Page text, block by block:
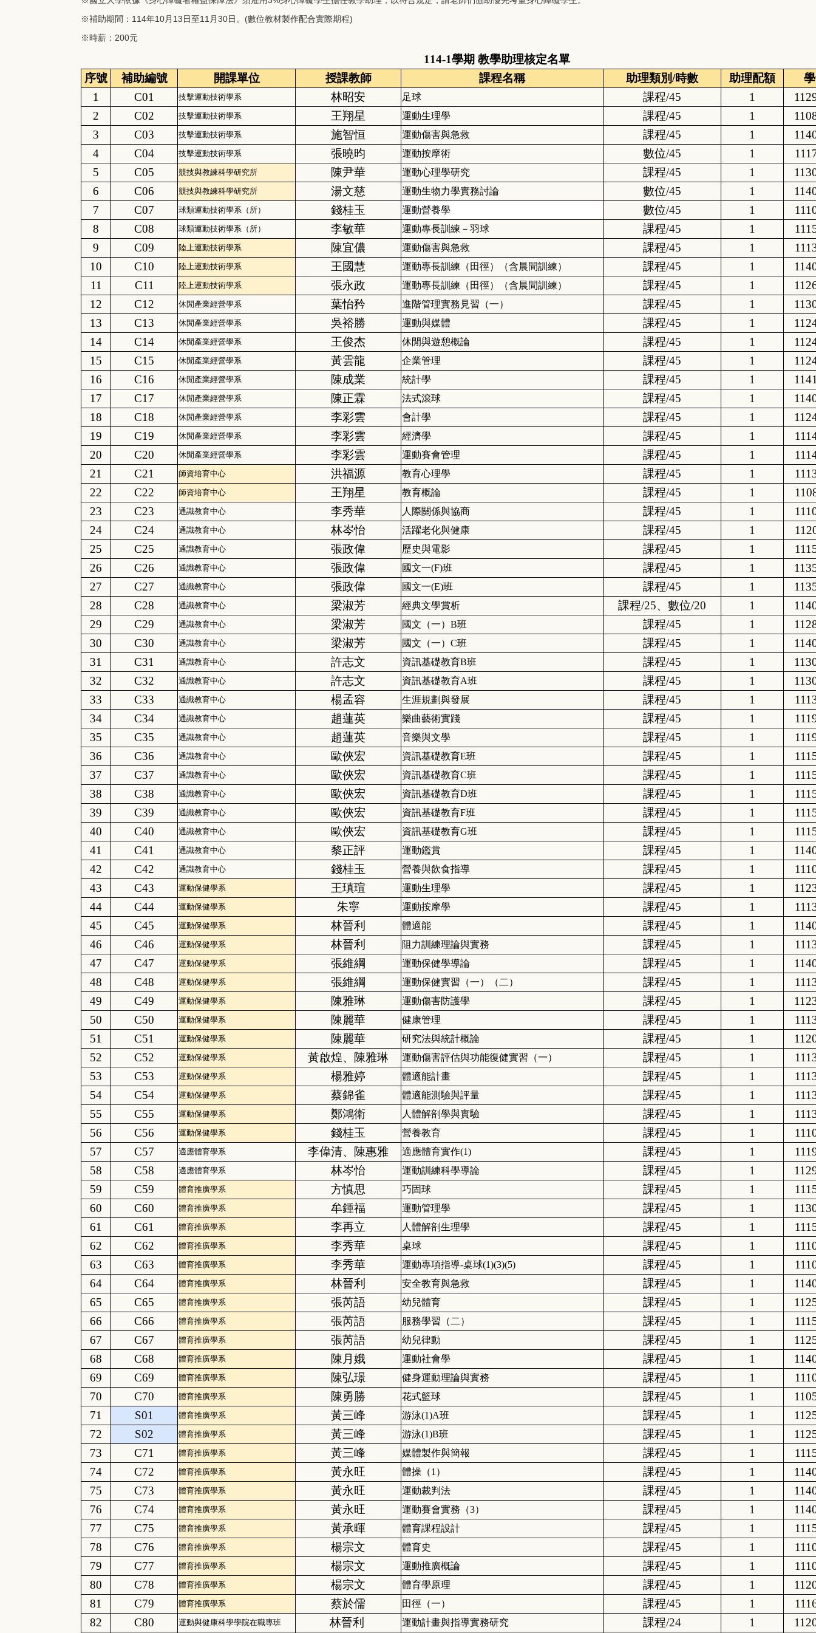
※補助期間：114年10月13日至11月30日。(數位教材製作配合實際期程)
※時薪：200元
114-1學期 教學助理核定名單
序號
補助編號 開課單位 授課教師 課程名稱 助理類別/時數 助理配額
1
C01 技擊運動技術學系 林昭安 足球 課程/45 1
2
C02 技擊運動技術學系 王翔星 運動生理學 課程/45 1
3
C03 技擊運動技術學系 施智恒 運動傷害與急救 課程/45 1
4
C04 技擊運動技術學系 張曉昀 運動按摩術 數位/45 1
5
C05 競技與教練科學研究所 陳尹華 運動心理學研究 課程/45 1
6
C06 競技與教練科學研究所 湯文慈 運動生物力學實務討論 數位/45 1
7
C07 球類運動技術學系（所） 錢桂玉 運動營養學 數位/45 1
8
C08 球類運動技術學系（所） 李敏華 運動專長訓練－羽球 課程/45 1
9
C09 陸上運動技術學系 陳宜儂 運動傷害與急救 課程/45 1
10
C10 陸上運動技術學系 王國慧 運動專長訓練（田徑）（含晨間訓練） 課程/45 1
11
C11 陸上運動技術學系 張永政 運動專長訓練（田徑）（含晨間訓練） 課程/45 1
12
C12 休閒產業經營學系 葉怡矜 進階管理實務見習（一） 課程/45 1
13
C13 休閒產業經營學系 吳裕勝 運動與媒體 課程/45 1
14
C14 休閒產業經營學系 王俊杰 休閒與遊憩概論 課程/45 1
15
C15 休閒產業經營學系 黃雲龍 企業管理 課程/45 1
16
C16 休閒產業經營學系 陳成業 統計學 課程/45 1
17
C17 休閒產業經營學系 陳正霖 法式滾球 課程/45 1
18
C18 休閒產業經營學系 李彩雲 會計學 課程/45 1
19
C19 休閒產業經營學系 李彩雲 經濟學 課程/45 1
20
C20 休閒產業經營學系 李彩雲 運動賽會管理 課程/45 1
21
C21 師資培育中心 洪福源 教育心理學 課程/45 1
22
C22 師資培育中心 王翔星 教育概論 課程/45 1
23
C23 通識教育中心 李秀華 人際關係與協商 課程/45 1
24
C24 通識教育中心 林岑怡 活躍老化與健康 課程/45 1
25
C25 通識教育中心 張政偉 歷史與電影 課程/45 1
26
C26 通識教育中心 張政偉 國文一(F)班 課程/45 1
27
C27 通識教育中心 張政偉 國文一(E)班 課程/45 1
28
C28 通識教育中心 梁淑芳 經典文學賞析 課程/25、數位/20 1
29
C29 通識教育中心 梁淑芳 國文（一）B班 課程/45 1
30
C30 通識教育中心 梁淑芳 國文（一）C班 課程/45 1
31
C31 通識教育中心 許志文 資訊基礎教育B班 課程/45 1
32
C32 通識教育中心 許志文 資訊基礎教育A班 課程/45 1
33
C33 通識教育中心 楊孟容 生涯規劃與發展 課程/45 1
34
C34 通識教育中心 趙蓮英 樂曲藝術實踐 課程/45 1
35
C35 通識教育中心 趙蓮英 音樂與文學 課程/45 1
36
C36 通識教育中心 歐俠宏 資訊基礎教育E班 課程/45 1
37
C37 通識教育中心 歐俠宏 資訊基礎教育C班 課程/45 1
38
C38 通識教育中心 歐俠宏 資訊基礎教育D班 課程/45 1
39
C39 通識教育中心 歐俠宏 資訊基礎教育F班 課程/45 1
40
C40 通識教育中心 歐俠宏 資訊基礎教育G班 課程/45 1
41
C41 通識教育中心 黎正評 運動鑑賞 課程/45 1
42
C42 通識教育中心 錢桂玉 營養與飲食指導 課程/45 1
43
C43 運動保健學系 王瑱瑄 運動生理學 課程/45 1
44
C44 運動保健學系 朱寧 運動按摩學 課程/45 1
45
C45 運動保健學系 林晉利 體適能 課程/45 1
46
C46 運動保健學系 林晉利 阻力訓練理論與實務 課程/45 1
47
C47 運動保健學系 張維綱 運動保健學導論 課程/45 1
48
C48 運動保健學系 張維綱 運動保健實習（一）（二） 課程/45 1
49
C49 運動保健學系 陳雅琳 運動傷害防護學 課程/45 1
50
C50 運動保健學系 陳麗華 健康管理 課程/45 1
51
C51 運動保健學系 陳麗華 研究法與統計概論 課程/45 1
52
C52 運動保健學系 黃啟煌、陳雅琳 運動傷害評估與功能復健實習（一） 課程/45 1
53
C53 運動保健學系 楊雅婷 體適能計畫 課程/45 1
54
C54 運動保健學系 蔡錦雀 體適能測驗與評量 課程/45 1
55
C55 運動保健學系 鄭鴻衛 人體解剖學與實驗 課程/45 1
56
C56 運動保健學系 錢桂玉 營養教育 課程/45 1
57
C57 適應體育學系 李偉清、陳惠雅 適應體育實作(1) 課程/45 1
58
C58 適應體育學系 林岑怡 運動訓練科學導論 課程/45 1
59
C59 體育推廣學系 方慎思 巧固球 課程/45 1
60
C60 體育推廣學系 牟鍾福 運動管理學 課程/45 1
61
C61 體育推廣學系 李再立 人體解剖生理學 課程/45 1
62
C62 體育推廣學系 李秀華 桌球 課程/45 1
63
C63 體育推廣學系 李秀華 運動專項指導-桌球(1)(3)(5) 課程/45 1
64
C64 體育推廣學系 林晉利 安全教育與急救 課程/45 1
65
C65 體育推廣學系 張芮語 幼兒體育 課程/45 1
66
C66 體育推廣學系 張芮語 服務學習（二） 課程/45 1
67
C67 體育推廣學系 張芮語 幼兒律動 課程/45 1
68
C68 體育推廣學系 陳月娥 運動社會學 課程/45 1
69
C69 體育推廣學系 陳弘璟 健身運動理論與實務 課程/45 1
70
C70 體育推廣學系 陳勇勝 花式籃球 課程/45 1
71
S01 體育推廣學系 黃三峰 游泳(1)A班 課程/45 1
72
S02 體育推廣學系 黃三峰 游泳(1)B班 課程/45 1
73
C71 體育推廣學系 黃三峰 媒體製作與簡報 課程/45 1
74
C72 體育推廣學系 黃永旺 體操（1） 課程/45 1
75
C73 體育推廣學系 黃永旺 運動裁判法 課程/45 1
76
C74 體育推廣學系 黃永旺 運動賽會實務（3） 課程/45 1
77
C75 體育推廣學系 黃承暉 體育課程設計 課程/45 1
78
C76 體育推廣學系 楊宗文 體育史 課程/45 1
79
C77 體育推廣學系 楊宗文 運動推廣概論 課程/45 1
80
C78 體育推廣學系 楊宗文 體育學原理 課程/45 1
81
C79 體育推廣學系 蔡於儒 田徑（一） 課程/45 1
82
C80 運動與健康科學學院在職專班 林晉利 運動計畫與指導實務研究 課程/24 1